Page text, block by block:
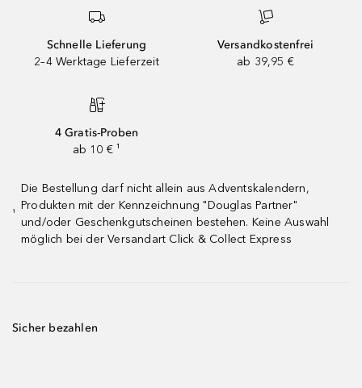
Schnelle Lieferung
2–4 Werktage Lieferzeit
Versandkostenfrei
ab 39,95 €
4 Gratis-Proben
ab 10 € ¹
¹
Die Bestellung darf nicht allein aus Adventskalendern,
Produkten mit der Kennzeichnung "Douglas Partner"
und/oder Geschenkgutscheinen bestehen. Keine Auswahl
möglich bei der Versandart Click & Collect Express
Sicher bezahlen